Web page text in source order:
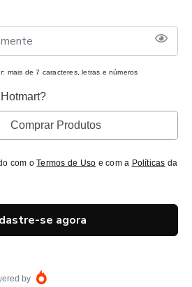
mais de 7 caracteres, letras e números
Comprar Produtos
com oTermos de Uso e com a Políticas da
se agora
by